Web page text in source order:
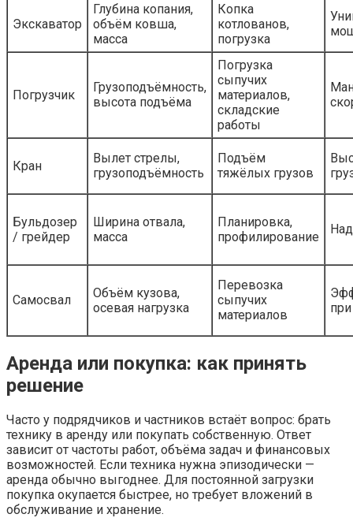
Экскаватор
Глубина копания,
объём ковша,
масса
Копка
котлованов,
погрузка
Погрузчик
Грузоподъёмность,
высота подъёма
Погрузка
сыпучих
материалов,
складские
работы
Кран
Вылет стрелы,
грузоподъёмность
Подъём
тяжёлых грузов
Бульдозер
/ грейдер
Ширина отвала,
масса
Планировка,
профилирование
Самосвал
Объём кузова,
осевая нагрузка
Перевозка
сыпучих
материалов
Аренда или покупка: как принять
решение
Часто у подрядчиков и частников встаёт вопрос: брать
технику в аренду или покупать собственную. Ответ
зависит от частоты работ, объёма задач и финансовых
возможностей. Если техника нужна эпизодически —
аренда обычно выгоднее. Для постоянной загрузки
покупка окупается быстрее, но требует вложений в
обслуживание и хранение.